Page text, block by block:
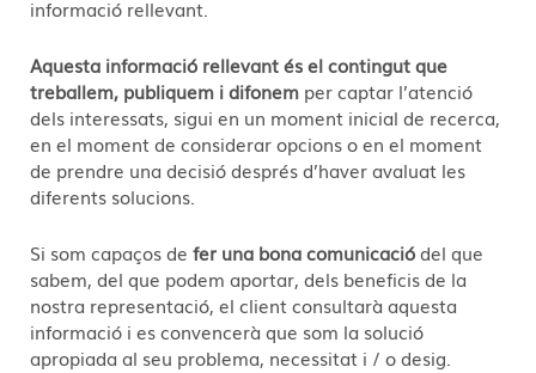
informació rellevant.
Aquesta informació rellevant és el contingut que
treballem, publiquem i difonem per captar l’atenció
dels interessats, sigui en un moment inicial de recerca,
en el moment de considerar opcions o en el moment
de prendre una decisió després d’haver avaluat les
diferents solucions.
Si som capaços de fer una bona comunicaciódel que
sabem, del que podem aportar, dels beneficis de la
nostra representació, el client consultarà aquesta
informació i es convencerà que som la solució
apropiada al seu problema, necessitat i / o desig.